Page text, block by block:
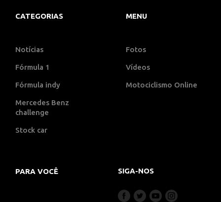
CATEGORIAS
Notícias
Fórmula 1
Fórmula indy
Mercedes Benz
challenge
Stock car
MENU
Fotos
Vídeos
Motociclismo Online
PARA VOCÊ SIGA-NOS